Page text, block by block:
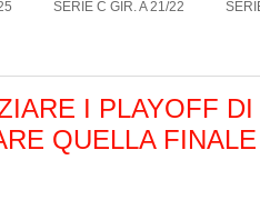
SERIE C GIR. A 21/22
I PLAYOFF DI
QUELLA FINALE